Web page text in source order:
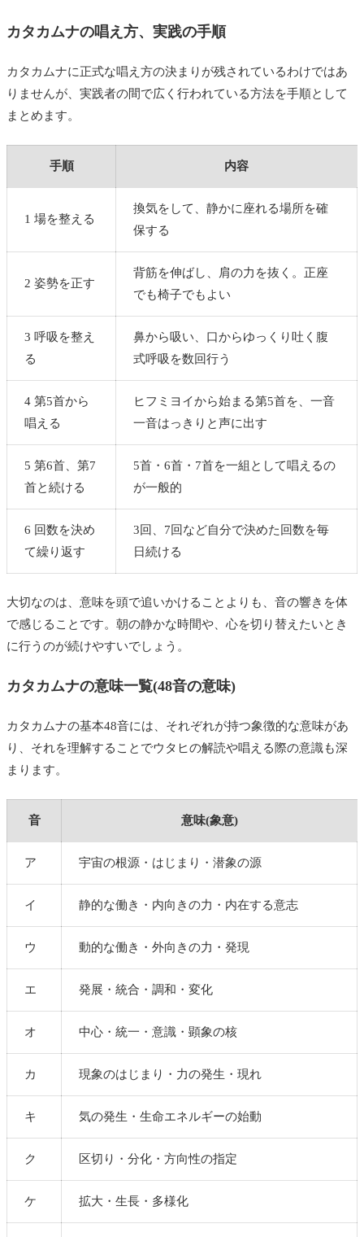
カタカムナの唱え方、実践の手順
カタカムナに正式な唱え方の決まりが残されているわけではあ
りませんが、実践者の間で広く行われている方法を手順として
まとめます。
手順 内容
1 場を整える
換気をして、静かに座れる場所を確
保する
2 姿勢を正す
背筋を伸ばし、肩の力を抜く。正座
でも椅子でもよい
3 呼吸を整え
る
鼻から吸い、口からゆっくり吐く腹
式呼吸を数回行う
4 第5首から
唱える
ヒフミヨイから始まる第5首を、一音
一音はっきりと声に出す
5 第6首、第7
首と続ける
5首・6首・7首を一組として唱えるの
が一般的
6 回数を決め
て繰り返す
3回、7回など自分で決めた回数を毎
日続ける
大切なのは、意味を頭で追いかけることよりも、音の響きを体
で感じることです。朝の静かな時間や、心を切り替えたいとき
に行うのが続けやすいでしょう。
カタカムナの意味一覧(48音の意味)
カタカムナの基本48音には、それぞれが持つ象徴的な意味があ
り、それを理解することでウタヒの解読や唱える際の意識も深
まります。
音 意味(象意)
ア 宇宙の根源・はじまり・潜象の源
イ 静的な働き・内向きの力・内在する意志
ウ 動的な働き・外向きの力・発現
エ 発展・統合・調和・変化
オ 中心・統一・意識・顕象の核
カ 現象のはじまり・力の発生・現れ
キ 気の発生・生命エネルギーの始動
ク 区切り・分化・方向性の指定
ケ 拡大・生長・多様化